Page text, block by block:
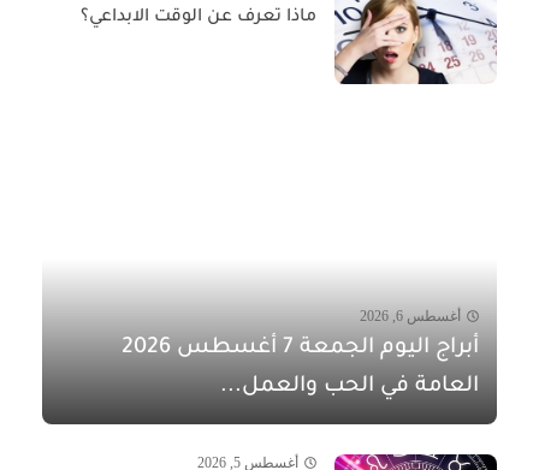
ماذا تعرف عن الوقت الابداعي؟
أغسطس 6, 2026
أبراج اليوم الجمعة 7 أغسطس 2026
العامة في الحب والعمل...
أغسطس 5, 2026